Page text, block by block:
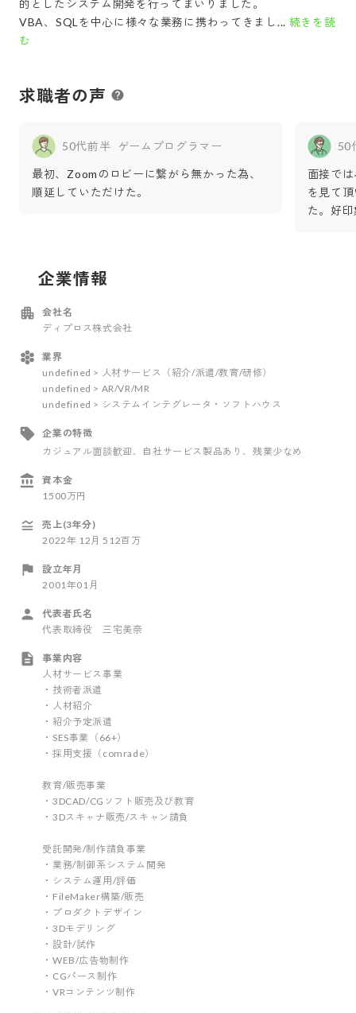
的としたシステム開発を行ってまいりました。
VBA、SQLを中心に様々な業務に携わってきまし... 続きを読
む
求職者の声
50代前半 ゲームプログラマー
最初、Zoomのロビーに繋がら無かった為、
順延していただけた。
50
面接で
を見て
た。好
企業情報
会社名
ディプロス株式会社
業界
undefined > 人材サービス（紹介/派遣/教育/研修）
undefined > AR/VR/MR
undefined > システムインテグレータ・ソフトハウス
企業の特徴
カジュアル面談歓迎 、自社サービス製品あり 、残業少なめ
資本金
1500万円
売上(3年分)
2022年 12 月 512百万
設立年月
2001年01月
代表者氏名
代表取締役 三宅美奈
事業内容
人材サービス事業
・技術者派遣
・人材紹介
・紹介予定派遣
・SES事業（66+）
・採用支援（comrade）
教育/販売事業
・3DCAD/CGソフト販売及び教育
・3Dスキャナ販売/スキャン請負
受託開発/制作請負事業
・業務/制御系システム開発
・システム運用/評価
・FileMaker構築/販売
・プロダクトデザイン
・3Dモデリング
・設計/試作
・WEB/広告物制作
・CGパース制作
・VRコンテンツ制作